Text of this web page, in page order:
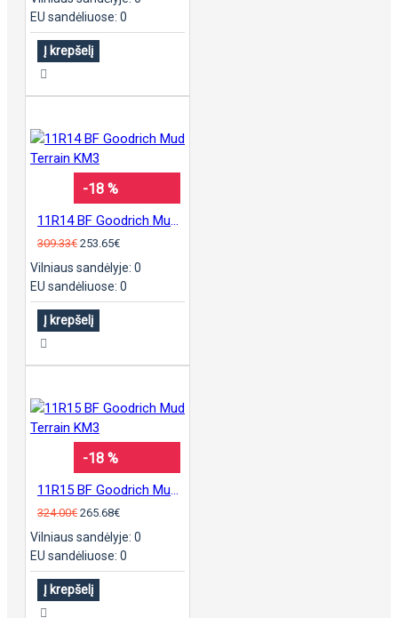
EU sandėliuose: 0
Į krepšelį
-18 %
309.33€ 253.65€
Vilniaus sandėlyje: 0
EU sandėliuose: 0
Į krepšelį
-18 %
324.00€ 265.68€
Vilniaus sandėlyje: 0
EU sandėliuose: 0
Į krepšelį